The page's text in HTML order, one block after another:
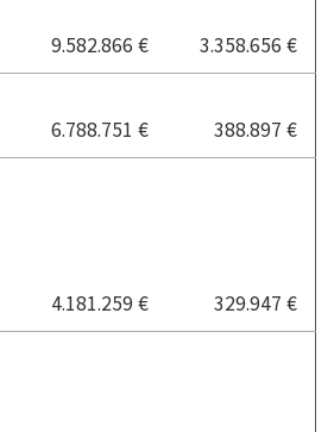
9.582.866 € 3.358.656 €
6.788.751 € 388.897 €
4.181.259 € 329.947 €